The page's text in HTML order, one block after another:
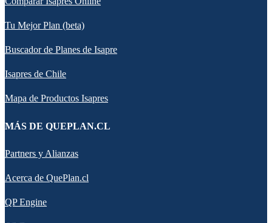
Tu Mejor Plan (beta)
Buscador de Planes de Isapre
Isapres de Chile
Mapa de Productos Isapres
MÁS DE QUEPLAN.CL
Partners y Alianzas
Acerca de QuePlan.cl
QP Engine